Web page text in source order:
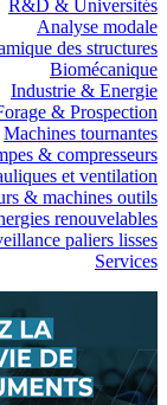
R&D & Universités
Analyse modale
des structures
Biomécanique
Industrie & Energie
& Prospection
Machines tournantes
& compresseurs
et ventilation
& machines outils
renouvelables
paliers lisses
Services